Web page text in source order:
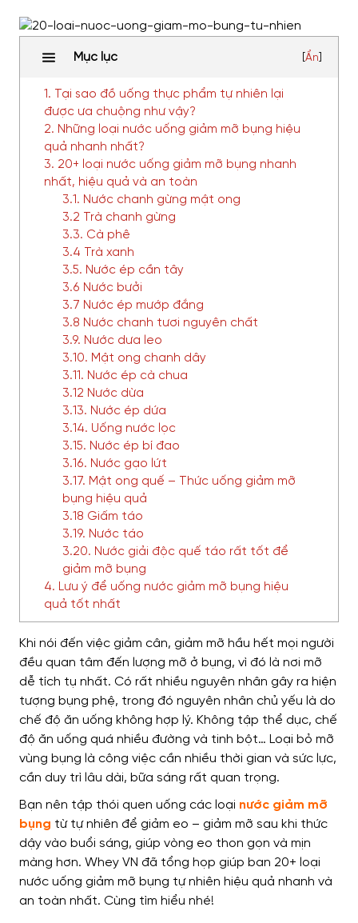
Mục lục Ẩn
1. Tại sao đồ uống thực phẩm tự nhiên lại
được ưa chuộng như vậy?
2. Những loại nước uống giảm mỡ bụng hiệu
quả nhanh nhất?
3. 20+ loại nước uống giảm mỡ bụng nhanh
nhất, hiệu quả và an toàn
3.1. Nước chanh gừng mật ong
3.2 Trà chanh gừng
3.3. Cà phê
3.4 Trà xanh
3.5. Nước ép cần tây
3.6 Nước bưởi
3.7 Nước ép mướp đắng
3.8 Nước chanh tươi nguyên chất
3.9. Nước dưa leo
3.10. Mật ong chanh dây
3.11. Nước ép cà chua
3.12 Nước dừa
3.13. Nước ép dứa
3.14. Uống nước lọc
3.15. Nước ép bí đao
3.16. Nước gạo lứt
3.17. Mật ong quế – Thức uống giảm mỡ
bụng hiệu quả
3.18 Giấm táo
3.19. Nước táo
3.20. Nước giải độc quế táo rất tốt để
giảm mỡ bụng
4. Lưu ý để uống nước giảm mỡ bụng hiệu
quả tốt nhất
Khi nói đến việc giảm cân, giảm mỡ hầu hết mọi người
đều quan tâm đến lượng mỡ ở bụng, vì đó là nơi mỡ
dễ tích tụ nhất. Có rất nhiều nguyên nhân gây ra hiện
tượng bụng phệ, trong đó nguyên nhân chủ yếu là do
chế độ ăn uống không hợp lý. Không tập thể dục, chế
độ ăn uống quá nhiều đường và tinh bột… Loại bỏ mỡ
vùng bụng là công việc cần nhiều thời gian và sức lực,
cần duy trì lâu dài, bữa sáng rất quan trọng.
Bạn nên tập thói quen uống các loại nước giảm mỡ
bụng từ tự nhiên để giảm eo – giảm mỡ sau khi thức
dậy vào buổi sáng, giúp vòng eo thon gọn và mịn
màng hơn. Whey VN đã tổng họp giúp ban 20+ loại
nước uống giảm mỡ bụng tự nhiên hiệu quả nhanh và
an toàn nhất. Cùng tìm hiểu nhé!